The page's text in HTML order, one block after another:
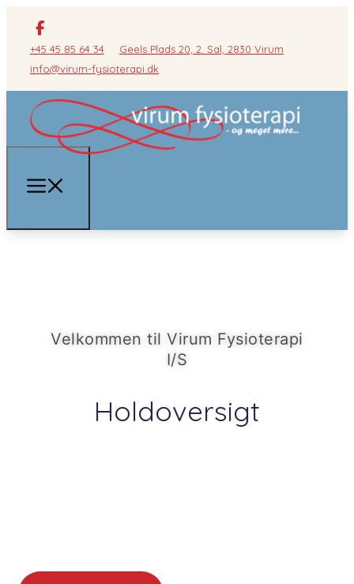
+45 45 85 64 34
Geels Plads 20, 2. Sal, 2830 Virum
info@virum-fysioterapi.dk
Velkommen til Virum Fysioterapi
I/S
Holdoversigt